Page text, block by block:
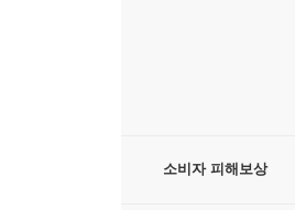
소비자 피해보상